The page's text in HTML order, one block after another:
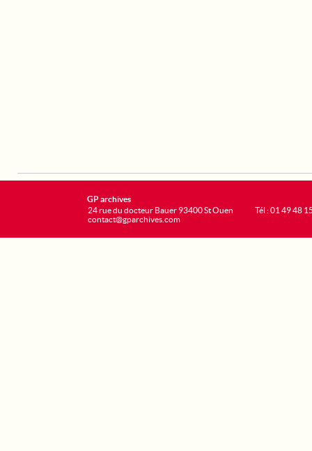
GP archives
24 rue du docteur Bauer 93400 St Ouen
contact@gparchives.com
Tél : 01 49 48